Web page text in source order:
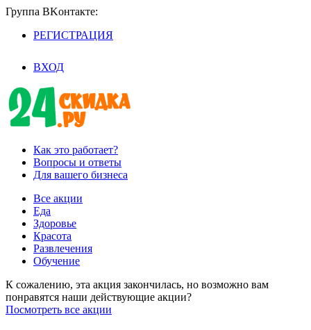
Группа BKoнтaктe:
РЕГИСТРАЦИЯ
ВХОД
Как это работает?
Вопросы и ответы
Для вашего бизнеса
Все акции
Еда
Здоровье
Красота
Развлечения
Обучение
К сожалению, эта акция закончилась, но возможно вам
понравятся наши действующие акции?
Посмотреть все акции